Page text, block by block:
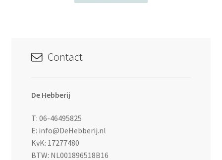
Contact
De Hebberij
T: 06-46495825
E: info@DeHebberij.nl
KvK: 17277480
BTW: NL001896518B16